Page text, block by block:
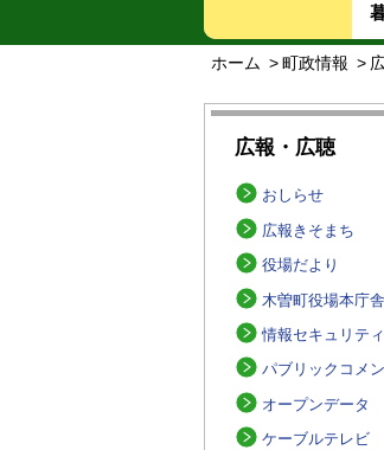
ホーム 町政情報
広報・広聴
おしらせ
広報きそまち
役場だより
木曽町役場本庁
情報セキュリティ
パブリックコメ
オープンデータ
ケーブルテレビ